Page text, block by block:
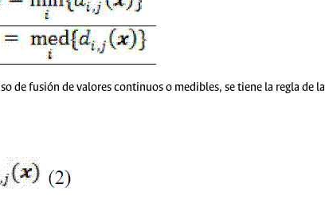
de fusión de valores continuos o medibles, se tiene la regla de la